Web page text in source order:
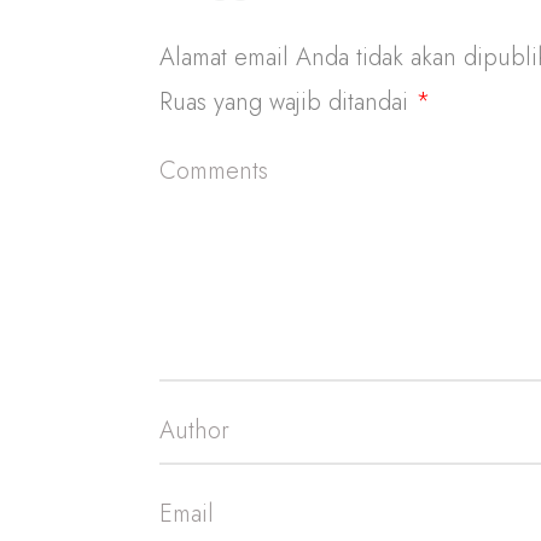
Alamat email Anda tidak akan
Ruas yang wajib ditandai *